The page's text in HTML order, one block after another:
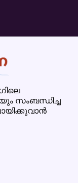
സംബന്ധിച്ച